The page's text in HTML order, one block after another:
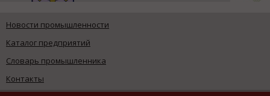
Новости промышленности
Каталог предприятий
Словарь промышленника
Контакты